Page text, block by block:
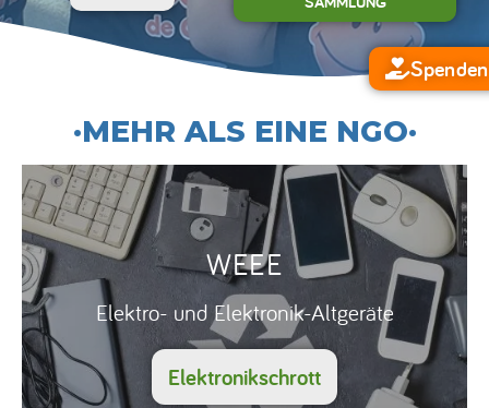
Spenden
·MEHR ALS EINE NGO·
WEEE
Elektro- und Elektronik-Altgeräte
Elektronikschrott